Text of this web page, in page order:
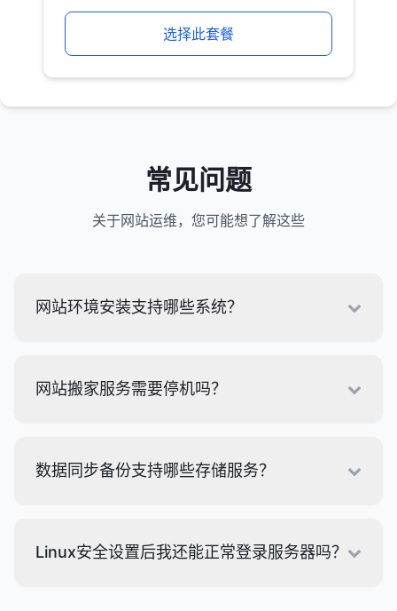
选择此套餐
常见问题
关于网站运维，您可能想了解这些
网站环境安装支持哪些系统？
网站搬家服务需要停机吗？
数据同步备份支持哪些存储服务？
Linux安全设置后我还能正常登录服务器吗？